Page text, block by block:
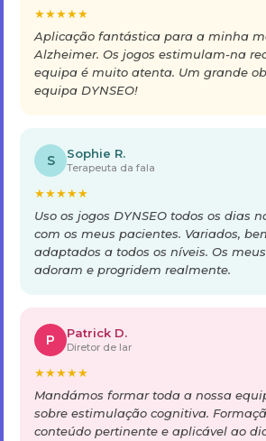
★★★★★
Aplicação fantástica para a minha
Alzheimer. Os jogos estimulam-na
equipa é muito atenta. Um grande
equipa DYNSEO!
S Sophie R.
Terapeuta da fala
★★★★★
Uso os jogos DYNSEO todos os dias
com os meus pacientes. Variados,
adaptados a todos os níveis. Os
adoram e progridem realmente.
P Patrick D.
Diretor de lar
★★★★★
Mandámos formar toda a nossa
sobre estimulação cognitiva.
conteúdo pertinente e aplicável ao